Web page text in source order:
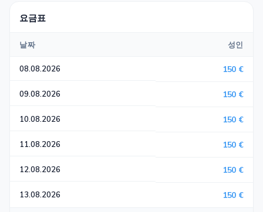
요금표
날짜 성인
08.08.2026 150 €
09.08.2026 150 €
10.08.2026 150 €
11.08.2026 150 €
12.08.2026 150 €
13.08.2026 150 €